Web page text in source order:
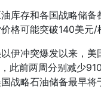
库存和各国战略储
格可能突破140美元/
伊冲突爆发以来，
此前两周分别减少
战略石油储备最早将